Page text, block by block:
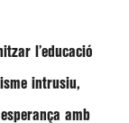
l’educació
intrusiu,
amb